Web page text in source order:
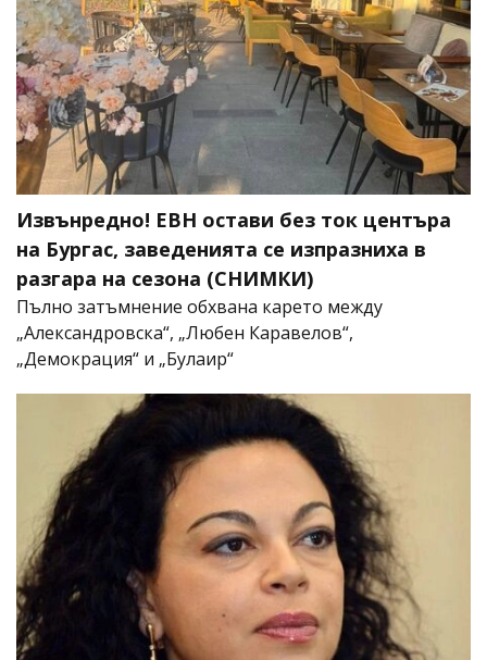
Извънредно! ЕВН остави без ток центъра
на Бургас, заведенията се изпразниха в
разгара на сезона (СНИМКИ)
Пълно затъмнение обхвана карето между
„Александровска“, „Любен Каравелов“,
„Демокрация“ и „Булаир“